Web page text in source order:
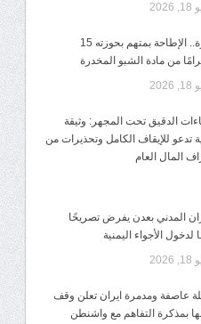
المهرة.. الإطاحة بمتهم بحوزته 15
من مادة الشبو المخدرة
الدقيق تحت المجهر: وثيقة
تدعو للإيقاف الكامل وتحذيرات من
المال العام
المدني بعدن يفرض تصريحًا
لدخول الأجواء اليمنية
عاصفة ومدمرة ايران تعلن وقف
بمذكرة التفاهم مع واشنطن